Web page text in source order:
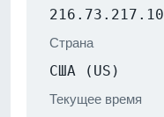
216.73.217.10
Страна
США (US)
Текущее время